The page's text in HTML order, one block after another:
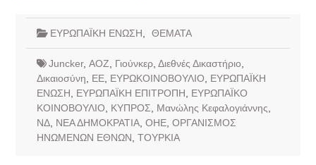
ΕΥΡΩΠΑΪΚΗ ΕΝΩΣΗ ΘΕΜΑΤΑ
Juncker, ΑΟΖ Γιούνκερ, Διεθνές Δικαστήριο
Δικαιοσύνη
ΕΕ, ΕΥΡΩΚΟΙΝΟΒΟΥΛΙΟ
ΕΥΡΩΠΑΪΚΗ
ΕΝΩΣΗ
ΕΥΡΩΠΑΪΚΗ ΕΠΙΤΡΟΠΗ
ΕΥΡΩΠΑΪΚΟ
ΚΟΙΝΟΒΟΥΛΙΟ
ΚΥΠΡΟΣ Μανώλης Κεφαλογιάννης
ΝΔ, ΝΕΑ ΔΗΜΟΚΡΑΤΙΑ, ΟΗΕ, ΟΡΓΑΝΙΣΜΟΣ
ΗΝΩΜΕΝΩΝ ΕΘΝΩΝ ΤΟΥΡΚΙΑ